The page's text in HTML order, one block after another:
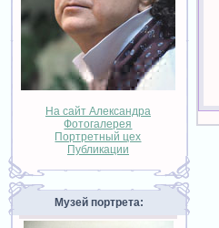
На сайт Александра
Фотогалерея
Портретный цех
Публикации
Музей портрета: